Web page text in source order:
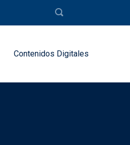
Contenidos Digitales